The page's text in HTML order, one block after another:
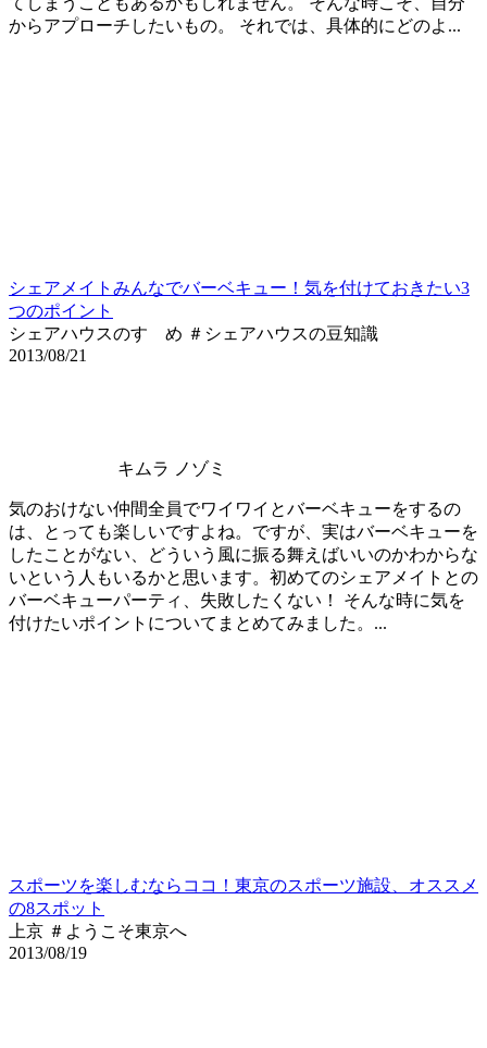
からアプローチしたいもの。 それでは、具体的にどのよ...
シェアメイトみんなでバーベキュー！気を付けておきたい3
つのポイント
シェアハウスのすゝめ ＃シェアハウスの豆知識
2013/08/21
キムラ ノゾミ
気のおけない仲間全員でワイワイとバーベキューをするの
は、とっても楽しいですよね。ですが、実はバーベキューを
したことがない、どういう風に振る舞えばいいのかわからな
いという人もいるかと思います。初めてのシェアメイトとの
バーベキューパーティ、失敗したくない！ そんな時に気を
付けたいポイントについてまとめてみました。...
スポーツを楽しむならココ！東京のスポーツ施設、オススメ
の8スポット
上京 ＃ようこそ東京へ
2013/08/19